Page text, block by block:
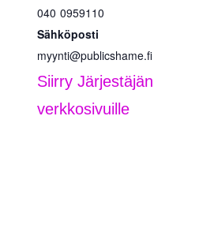
040 0959110
Sähköposti
myynti@publicshame.fi
Siirry Järjestäjän
verkkosivuille